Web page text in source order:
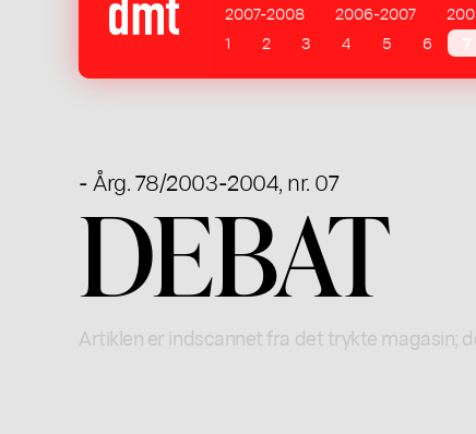
2007-2008
2006-2007
1
2 3 4 5 6
- Årg. 78/2003-2004, nr. 07
DEBAT
Artiklen er indscannet fra det trykte magasin;